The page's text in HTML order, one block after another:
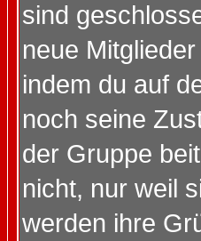
sind
neue
indem du auf
noch seine
der Gruppe
nicht, nur weil
werden ihre